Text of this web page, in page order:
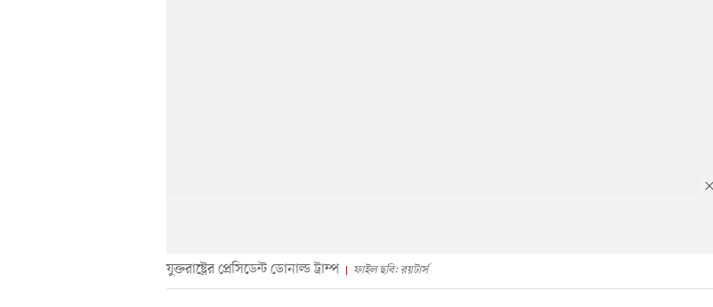
যুক্তরাষ্ট্রের প্রেসিডেন্ট ডোনাল্ড ট্রাম্প ফাইল ছবি: রয়টার্স